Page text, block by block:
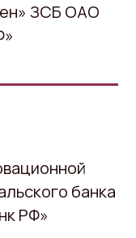
ЗСБ ОАО
банка
РФ»